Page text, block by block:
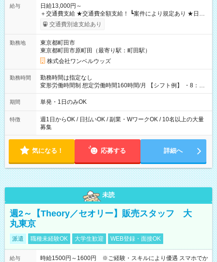
給与
日給13,000円～
＋交通費支給 ★交通費全額支給！ ┗案件により規定あり ★日払
いOK！（規定あり） ┗働いたその日に現金GET♪ お仕事後はコ
ンビニATMから 日払い分を引き落とせます！ 【試用期間】試
交通費別途支給あり
勤務地
東京都町田市
東京都町田市原町田（最寄り駅：町田駅）
株式会社ワンベルウッズ
勤務時間
勤務時間は指定なし
変形労働時間制 想定労働時間160時間/月 【シフト例】 ・8：00
～21：00
期間 単発・1日のみOK
特徴
週1日からOK / 日払いOK / 副業・WワークOK / 10名以上の大量
募集
気になる！ 応募する 詳細へ
未読
週2～【Theory／セオリー】販売スタッフ 大
丸東京
派遣 職種未経験OK 大学生歓迎 WEB登録・面接OK
給与
時給1500円～1600円 ※ご経験・スキルにより優遇 スマホでか